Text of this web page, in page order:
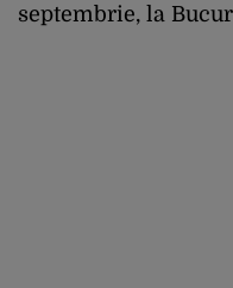
septembrie, la